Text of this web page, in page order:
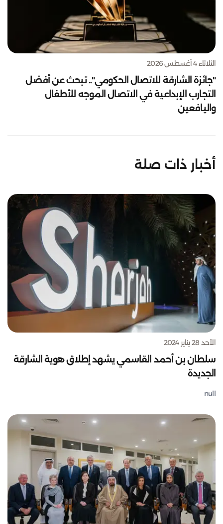
الثلاثاء 4 أغسطس 2026
"جائزة الشارقة للاتصال الحكومي".. تبحث عن أفضل
التجارب الإبداعية في الاتصال الموجه للأطفال
واليافعين
أخبار ذات صلة
الأحد 28 يناير 2024
سلطان بن أحمد القاسمي يشهد إطلاق هوية الشارقة
الجديدة
null